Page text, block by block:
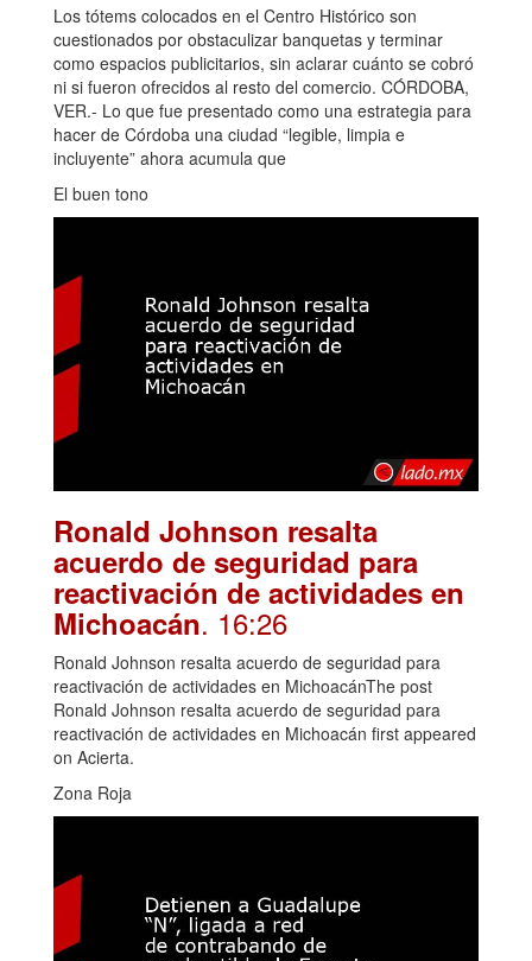
Los tótems colocados en el Centro Histórico son
cuestionados por obstaculizar banquetas y terminar
como espacios publicitarios, sin aclarar cuánto se cobró
ni si fueron ofrecidos al resto del comercio. CÓRDOBA,
VER.- Lo que fue presentado como una estrategia para
hacer de Córdoba una ciudad “legible, limpia e
incluyente” ahora acumula que
El buen tono
Ronald Johnson resalta
acuerdo de seguridad para
reactivación de actividades en
Michoacán. 16:26
Ronald Johnson resalta acuerdo de seguridad para
reactivación de actividades en MichoacánThe post
Ronald Johnson resalta acuerdo de seguridad para
reactivación de actividades en Michoacán first appeared
on Acierta.
Zona Roja